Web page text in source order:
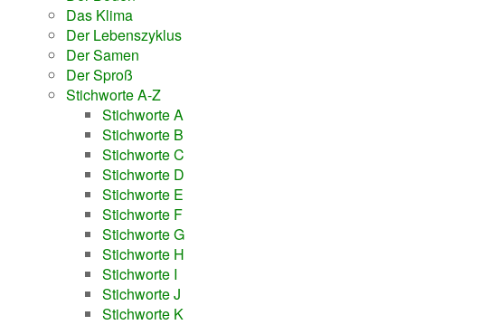
Das Klima
Der Lebenszyklus
Der Samen
Der Sproß
Stichworte A-Z
Stichworte A
Stichworte B
Stichworte C
Stichworte D
Stichworte E
Stichworte F
Stichworte G
Stichworte H
Stichworte I
Stichworte J
Stichworte K